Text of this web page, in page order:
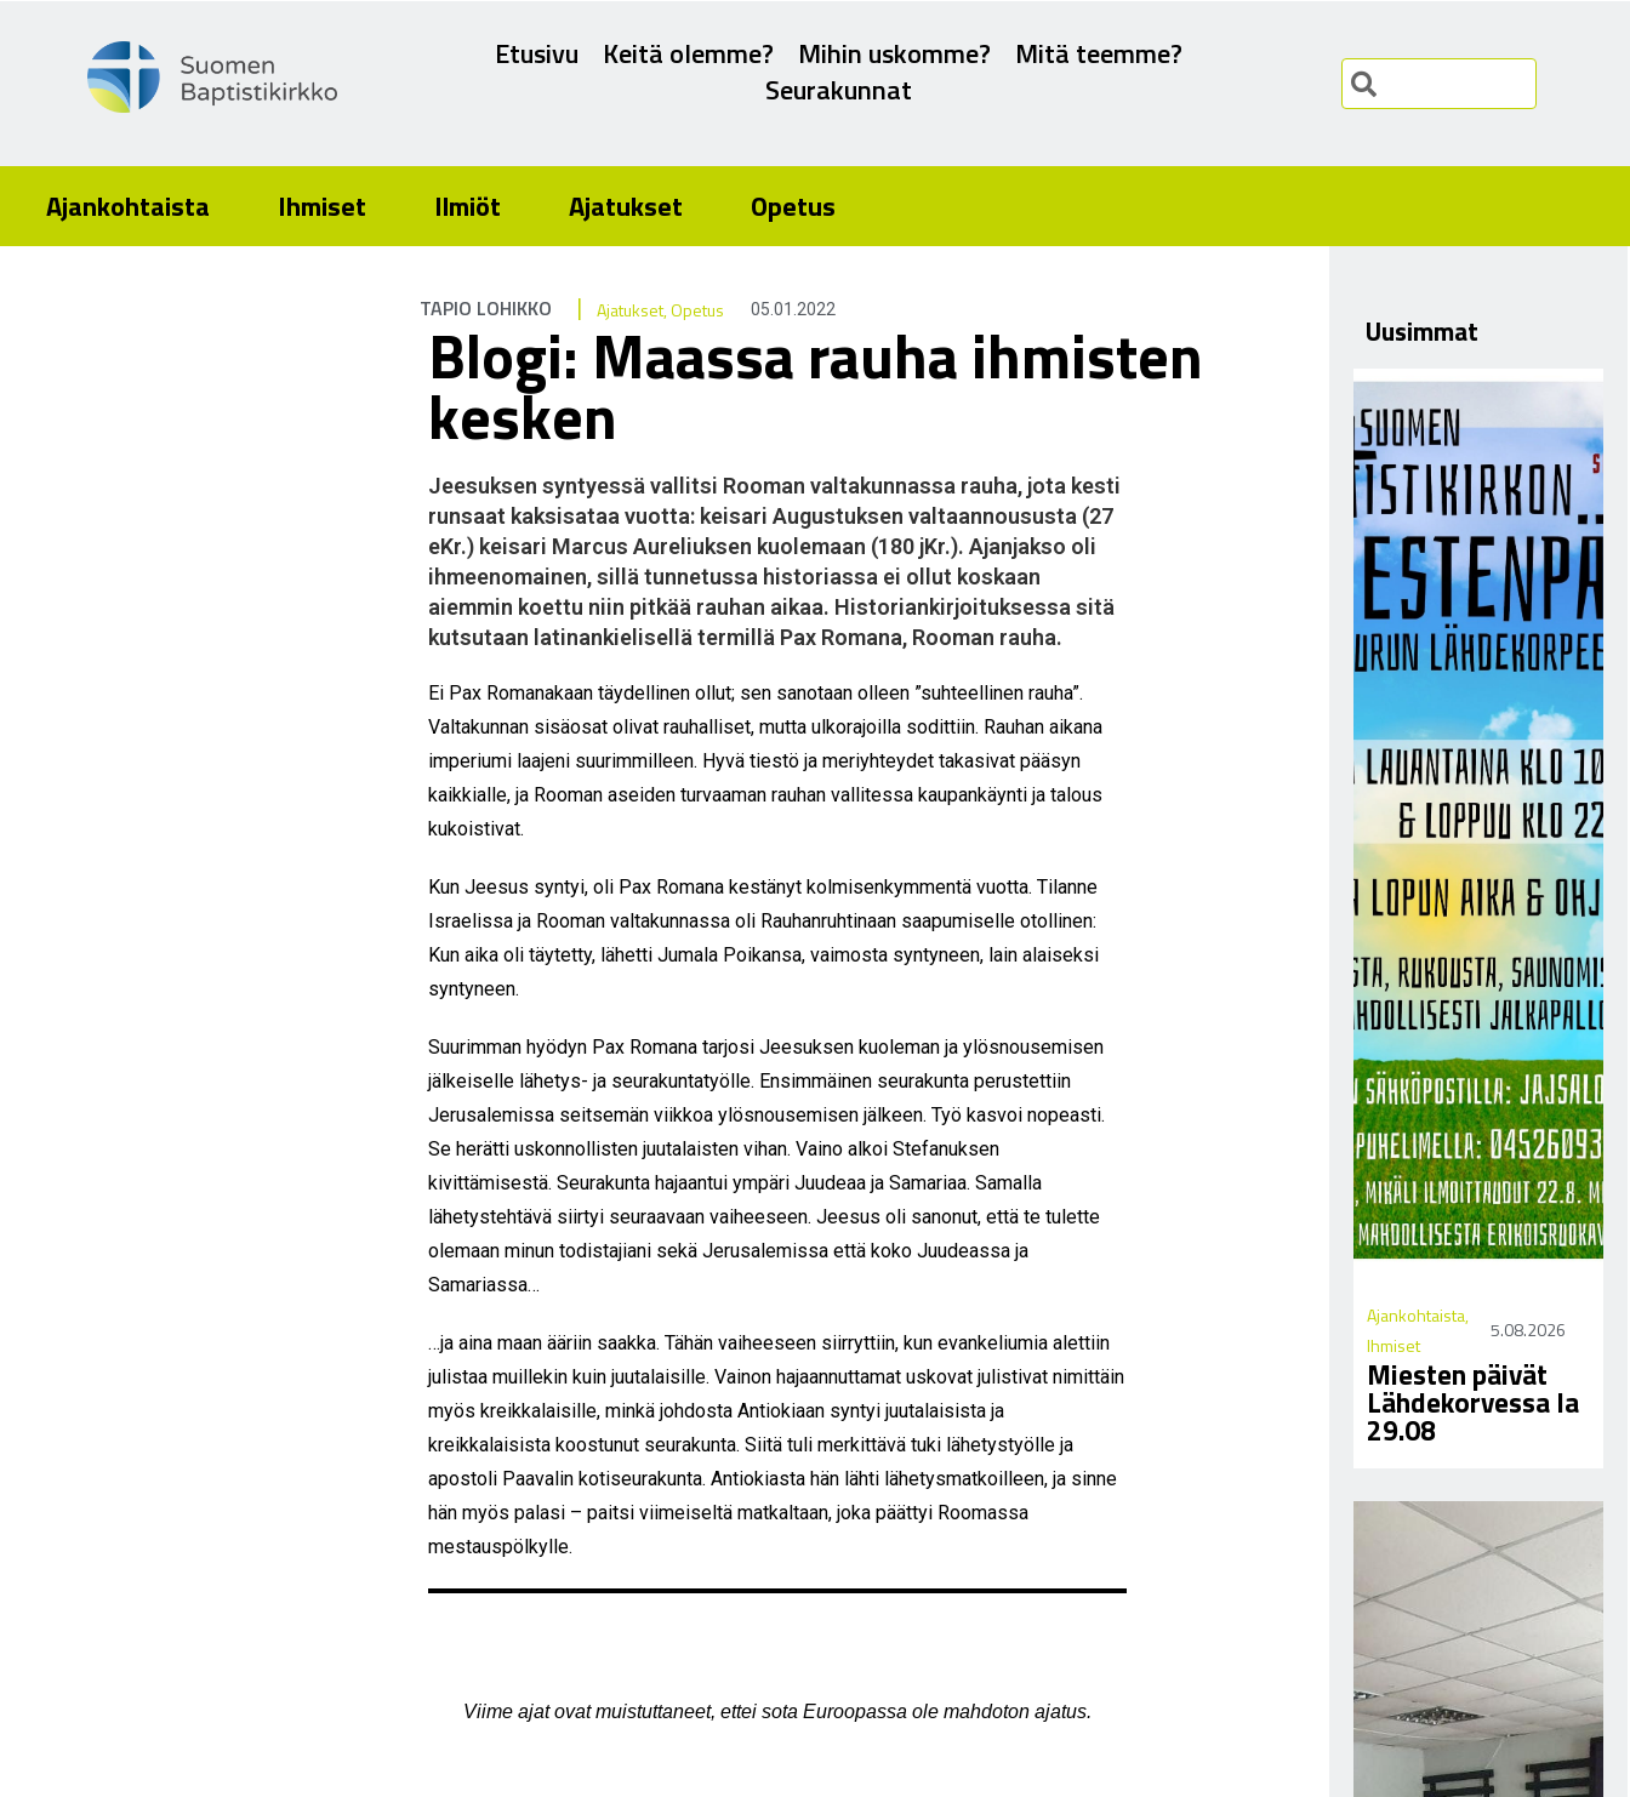
Etusivu Keitä olemme? Mihin uskomme?
Mitä teemme?
Seurakunnat
Ajankohtaista Ihmiset Ilmiöt Ajatukset Opetus
TAPIO LOHIKKO | Ajatukset,Opetus 05.01.2022
Blogi: Maassa rauha ihmisten
kesken
Jeesuksen syntyessä vallitsi Rooman valtakunnassa rauha, jota kesti
runsaat kaksisataa vuotta: keisari Augustuksen valtaannoususta (27
eKr.) keisari Marcus Aureliuksen kuolemaan (180 jKr.). Ajanjakso oli
ihmeenomainen, sillä tunnetussa historiassa ei ollut koskaan
aiemmin koettu niin pitkää rauhan aikaa. Historiankirjoituksessa sitä
kutsutaan latinankielisellä termillä Pax Romana, Rooman rauha.
Ei Pax Romanakaan täydellinen ollut; sen sanotaan olleen ”suhteellinen rauha”.
Valtakunnan sisäosat olivat rauhalliset, mutta ulkorajoilla sodittiin. Rauhan aikana
imperiumi laajeni suurimmilleen. Hyvä tiestö ja meriyhteydet takasivat pääsyn
kaikkialle, ja Rooman aseiden turvaaman rauhan vallitessa kaupankäynti ja talous
kukoistivat.
Kun Jeesus syntyi, oli Pax Romana kestänyt kolmisenkymmentä vuotta. Tilanne
Israelissa ja Rooman valtakunnassa oli Rauhanruhtinaan saapumiselle otollinen:
Kun aika oli täytetty, lähetti Jumala Poikansa, vaimosta syntyneen, lain alaiseksi
syntyneen.
Suurimman hyödyn Pax Romana tarjosi Jeesuksen kuoleman ja ylösnousemisen
jälkeiselle lähetys- ja seurakuntatyölle. Ensimmäinen seurakunta perustettiin
Jerusalemissa seitsemän viikkoa ylösnousemisen jälkeen. Työ kasvoi nopeasti.
Se herätti uskonnollisten juutalaisten vihan. Vaino alkoi Stefanuksen
kivittämisestä. Seurakunta hajaantui ympäri Juudeaa ja Samariaa. Samalla
lähetystehtävä siirtyi seuraavaan vaiheeseen. Jeesus oli sanonut, että te tulette
olemaan minun todistajiani sekä Jerusalemissa että koko Juudeassa ja
Samariassa…
…ja aina maan ääriin saakka. Tähän vaiheeseen siirryttiin, kun evankeliumia alettiin
julistaa muillekin kuin juutalaisille. Vainon hajaannuttamat uskovat julistivat nimittäin
myös kreikkalaisille, minkä johdosta Antiokiaan syntyi juutalaisista ja
kreikkalaisista koostunut seurakunta. Siitä tuli merkittävä tuki lähetystyölle ja
apostoli Paavalin kotiseurakunta. Antiokiasta hän lähti lähetysmatkoilleen, ja sinne
hän myös palasi – paitsi viimeiseltä matkaltaan, joka päättyi Roomassa
mestauspölkylle.
Viime ajat ovat muistuttaneet, ettei sota Euroopassa ole mahdoton ajatus.
Uusimmat
Ajankohtaista,
Ihmiset
5.08.2026
Miesten päivät
Lähdekorvessa la
29.08